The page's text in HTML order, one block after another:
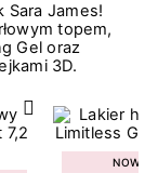
Sara James!
topem,
Gel oraz
3D.